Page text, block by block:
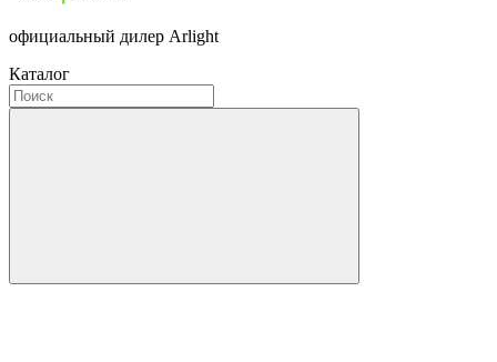
официальный дилер Arlight
Каталог